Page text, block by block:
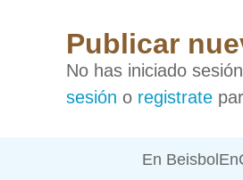
Publicar
No has iniciado
sesión o registrate
En